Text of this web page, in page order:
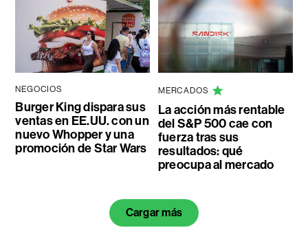
NEGOCIOS
Burger King dispara sus
ventas en EE.UU. con un
nuevo Whopper y una
promoción de Star Wars
MERCADOS
La acción más rentable
del S&P 500 cae con
fuerza tras sus
resultados: qué
preocupa al mercado
Cargar más